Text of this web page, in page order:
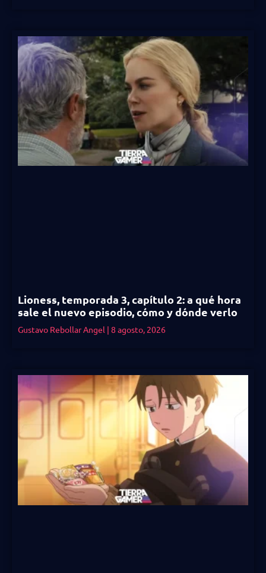
Lioness, temporada 3, capítulo 2: a qué hora
sale el nuevo episodio, cómo y dónde verlo
Gustavo Rebollar Angel 8 agosto, 2026